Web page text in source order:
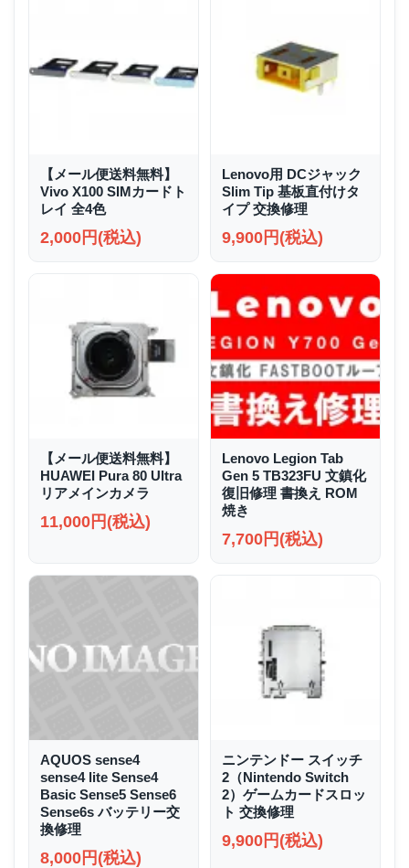
【メール便送料無料】
Vivo X100 SIMカードト
レイ 全4色
2,000円(税込)
Lenovo用 DCジャック
Slim Tip 基板直付けタ
イプ 交換修理
9,900円(税込)
【メール便送料無料】
HUAWEI Pura 80 Ultra
リアメインカメラ
11,000円(税込)
Lenovo Legion Tab
Gen 5 TB323FU 文鎮化
復旧修理 書換え ROM
焼き
7,700円(税込)
AQUOS sense4
sense4 lite Sense4
Basic Sense5 Sense6
Sense6s バッテリー交
換修理
8,000円(税込)
ニンテンドー スイッチ
2（Nintendo Switch
2）ゲームカードスロッ
ト 交換修理
9,900円(税込)